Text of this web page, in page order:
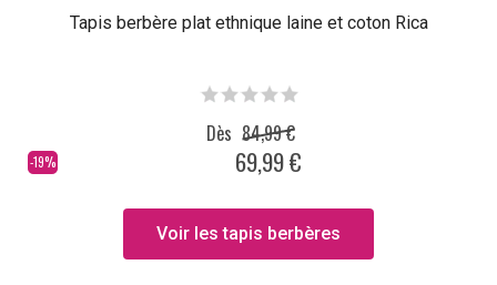
Tapis berbère plat ethnique laine et coton Rica
-19%
Dès 84,99 €
69,99 €
Voir les tapis berbères